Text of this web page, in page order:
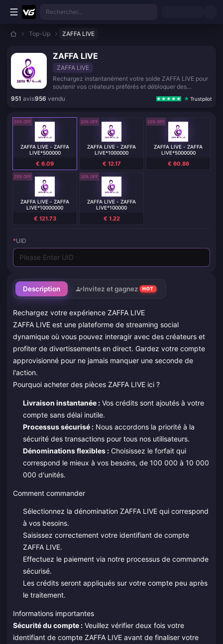
Aller au contenu principal
Rechercher...
Top-Up ZAFFA LIVE
ZAFFA LIVE
ZAFFA LIVE
Rechargez instantanément votre solde ZAFFA LIVE pour
soutenir vos créateurs préférés et débloquer des
fonctionnalités premium.
951 avis956 vendu Trustpilot
Description Invitez et gagnez HOT
Rechargez votre expérience ZAFFA LIVE
ZAFFA LIVE est une plateforme de streaming social
dynamique où vous pouvez interagir avec des créateurs et
profiter de divertissements en direct. Gardez votre compte
approvisionné pour ne jamais manquer une seconde de
l'action.
Pourquoi acheter des pièces ZAFFA LIVE ici ?
Livraison instantanée :Vos crédits sont ajoutés à votre
compte sans délai inutile.
Processus sécurisé :Nous accordons la priorité à la
sécurité des transactions pour tous nos utilisateurs.
Dénominations flexibles :Choisissez le forfait qui
correspond le mieux à vos besoins, de 100 000 à 10 000
000 d'unités.
Comment commander
Sélectionnez la dénomination ZAFFA LIVE qui correspond
à vos besoins.
Saisissez correctement votre identifiant de compte
ZAFFA LIVE.
Effectuez le paiement via notre processus de commande
sécurisé.
Les crédits seront appliqués sur votre compte peu après
le traitement.
Informations importantes
Sécurité du compte : Veuillez vérifier deux fois votre
identifiant de compte ZAFFA LIVE avant de finaliser votre
20% OFF
ZAFFA LIVE - ZAFFA
LIVE*500000
€ 6.09
20% OFF
ZAFFA LIVE - ZAFFA
LIVE*1000000
€ 12.17
20% OFF
ZAFFA LIVE - ZAFFA
LIVE*5000000
€ 60.86
20% OFF
ZAFFA LIVE - ZAFFA
LIVE*10000000
€ 121.73
20% OFF
ZAFFA LIVE - ZAFFA
LIVE*100000
€ 1.22
*UID